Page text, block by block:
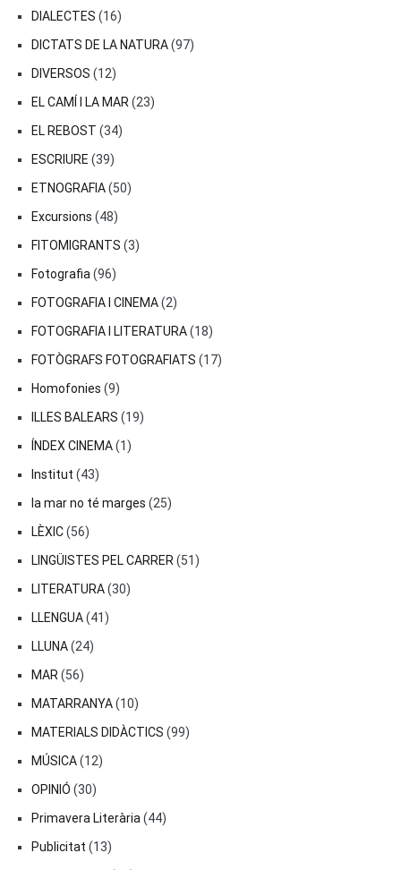
DIALECTES (16)
DICTATS DE LA NATURA(97)
DIVERSOS (12)
EL CAMÍ I LA MAR (23)
EL REBOST (34)
ESCRIURE (39)
ETNOGRAFIA(50)
Excursions (48)
FITOMIGRANTS (3)
Fotografia (96)
FOTOGRAFIA I CINEMA(2)
FOTOGRAFIA I LITERATURA(18)
FOTÒGRAFS FOTOGRAFIATS (17)
Homofonies (9)
ILLES BALEARS (19)
ÍNDEX CINEMA(1)
Institut (43)
la mar no té marges (25)
LÈXIC(56)
LINGÜISTES PEL CARRER (51)
LITERATURA(30)
LLENGUA(41)
LLUNA(24)
MAR (56)
MATARRANYA(10)
MATERIALS DIDÀCTICS (99)
MÚSICA(12)
OPINIÓ (30)
Primavera Literària (44)
Publicitat (13)